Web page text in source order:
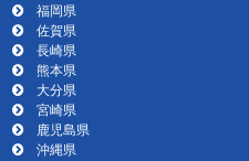
福岡県
佐賀県
長崎県
熊本県
大分県
宮崎県
鹿児島県
沖縄県